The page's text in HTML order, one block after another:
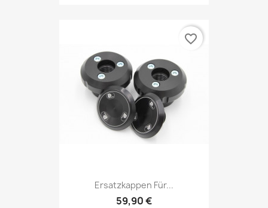
Ersatzkappen Für...
59,90 €
favorite_border